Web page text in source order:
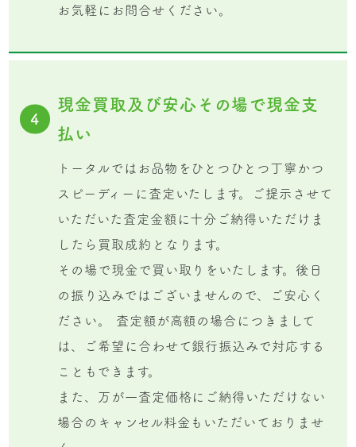
お気軽にお問合せください。
4
現金買取及び安心その場で現金支
払い
トータルではお品物をひとつひとつ丁寧かつ
スピーディーに査定いたします。ご提示させて
いただいた査定金額に十分ご納得いただけま
したら買取成約となります。
その場で現金で買い取りをいたします。後日
の振り込みではございませんので、ご安心く
ださい。 査定額が高額の場合につきまして
は、ご希望に合わせて銀行振込みで対応する
こともできます。
また、万が一査定価格にご納得いただけない
場合のキャンセル料金もいただいておりませ